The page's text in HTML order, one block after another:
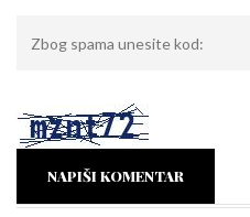
NAPIŠI KOMENTAR